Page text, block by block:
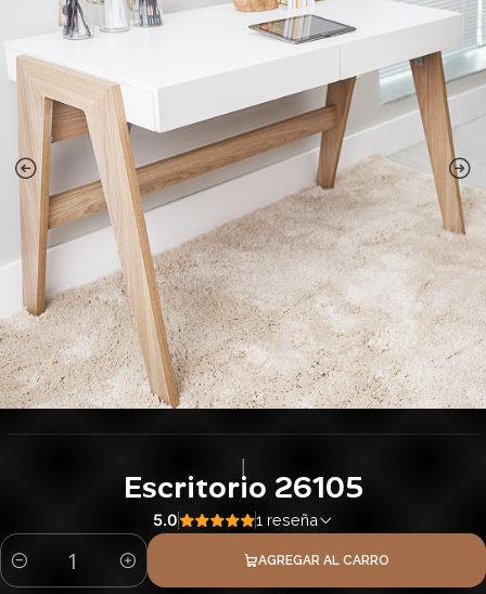
Escritorio 26105
5.0 1 reseña
Cantidad
AGREGAR AL CARRO